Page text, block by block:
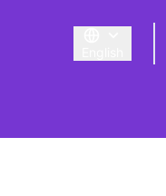
Triar la llengua